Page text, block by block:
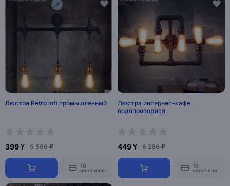
Люстра Retro loft промышленный
399 ¥ 5 586 ₽
10
оплачено
Люстра интернет-кафе
водопроводная
449 ¥ 6 286 ₽
10
оплачено